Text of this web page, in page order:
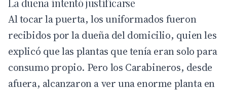
La dueña intentó justificarse
Al tocar la puerta, los uniformados fueron
recibidos por la dueña del domicilio, quien les
explicó que las plantas que tenía eran solo para
consumo propio. Pero los Carabineros, desde
afuera, alcanzaron a ver una enorme planta en